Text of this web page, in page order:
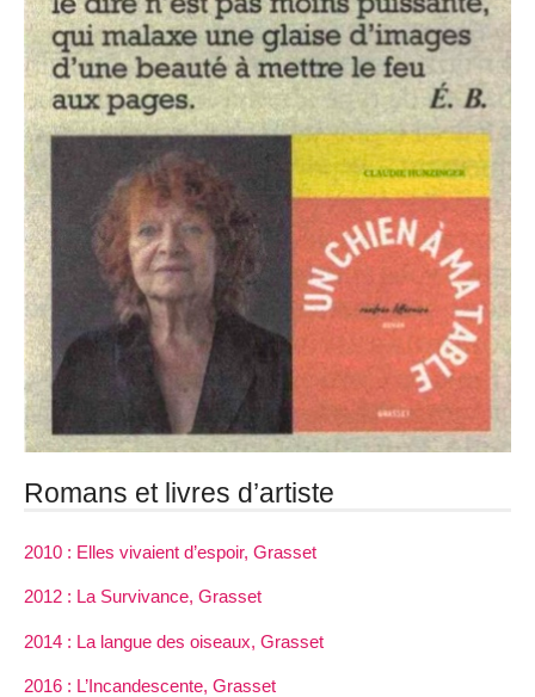
Romans et livres d’artiste
2010 : Elles vivaient d’espoir, Grasset
2012 : La Survivance, Grasset
2014 : La langue des oiseaux, Grasset
2016 : L’Incandescente, Grasset